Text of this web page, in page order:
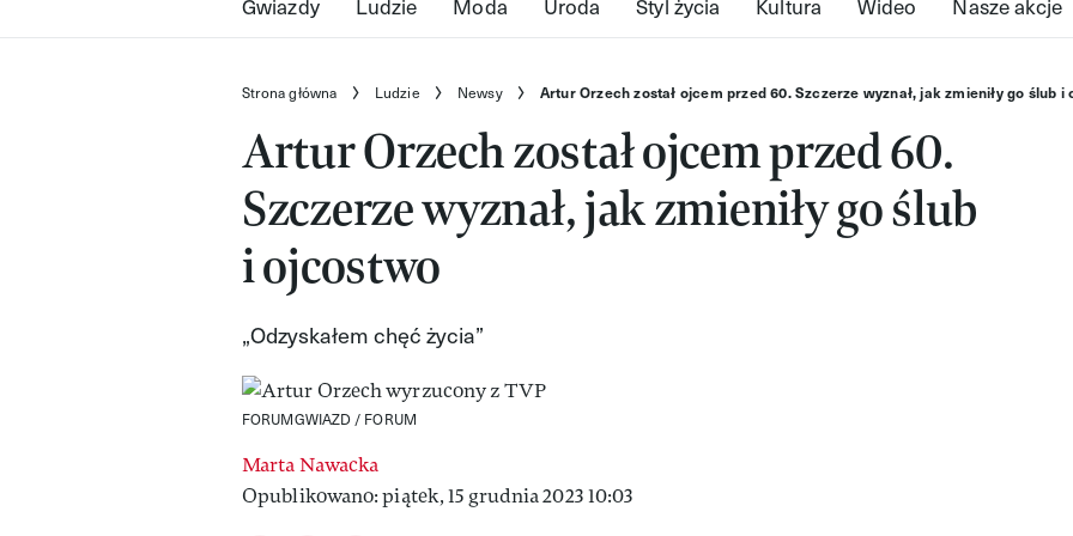
Strona główna Ludzie Newsy Artur Orzech został ojcem przed 60. Szczerze wyznał, jak zmieniły go ślub i
Artur Orzech został ojcem przed 60.
Szczerze wyznał, jak zmieniły go ślub
i ojcostwo
„Odzyskałem chęć życia”
FORUMGWIAZD / FORUM
Marta Nawacka
Opublikowano: piątek, 15 grudnia 2023 10:03